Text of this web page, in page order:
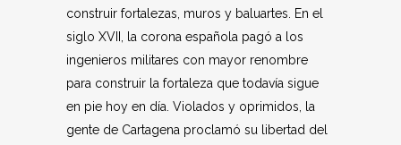
construir fortalezas, muros y baluartes. En el
siglo XVII, la corona española pagó a los
ingenieros militares con mayor renombre
para construir la fortaleza que todavía sigue
en pie hoy en día. Violados y oprimidos, la
gente de Cartagena proclamó su libertad del